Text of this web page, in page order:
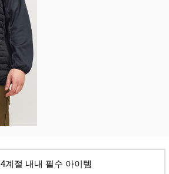
4계절 내내 필수 아이템